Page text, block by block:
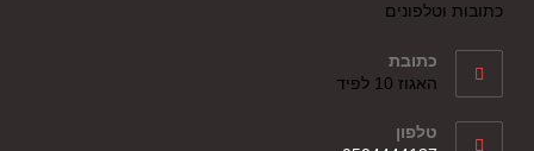
כתובות וטלפונים
כתובת
האגוז 10 לפיד
טלפון